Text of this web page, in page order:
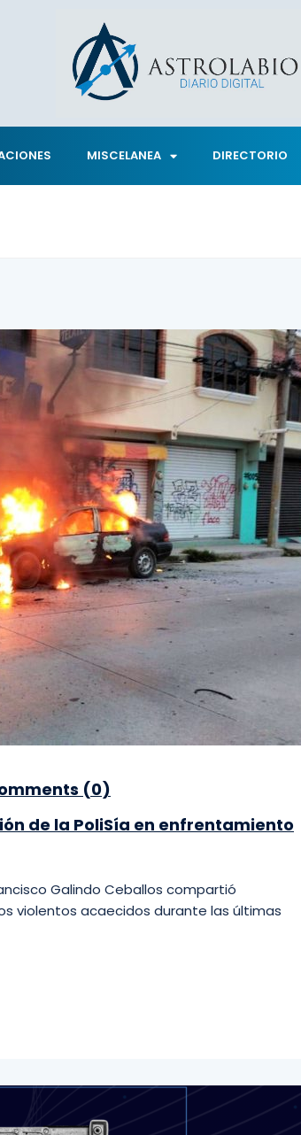
MISCELANEA DIRECTORIO
(0)
de la PoliSía en enfrentamiento
Galindo Ceballos compartió
violentos acaecidos durante las últimas